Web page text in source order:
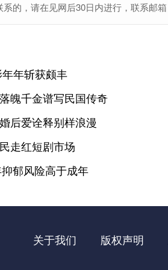
的，请在见网后30日内进行，联系邮箱
年斩获颇丰
魄千金谱写民国传奇
后爱诠释别样浪漫
走红短剧市场
郁风险高于成年
关于我们 版权声明